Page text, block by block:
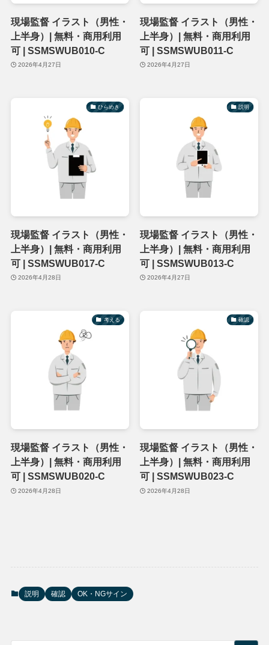
現場監督 イラスト（男性・
上半身）| 無料・商用利用
可 | SSMSWUB010-C
2026年4月27日
現場監督 イラスト（男性・
上半身）| 無料・商用利用
可 | SSMSWUB011-C
2026年4月27日
ひらめき
現場監督 イラスト（男性・
上半身）| 無料・商用利用
可 | SSMSWUB017-C
2026年4月28日
説明
現場監督 イラスト（男性・
上半身）| 無料・商用利用
可 | SSMSWUB013-C
2026年4月27日
考える
現場監督 イラスト（男性・
上半身）| 無料・商用利用
可 | SSMSWUB020-C
2026年4月28日
確認
現場監督 イラスト（男性・
上半身）| 無料・商用利用
可 | SSMSWUB023-C
2026年4月28日
説明 確認 OK・NGサイン